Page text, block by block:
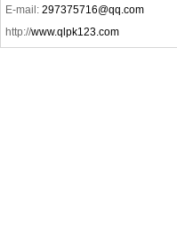
E-mail:297375716@qq.com
http://www.qlpk123.com